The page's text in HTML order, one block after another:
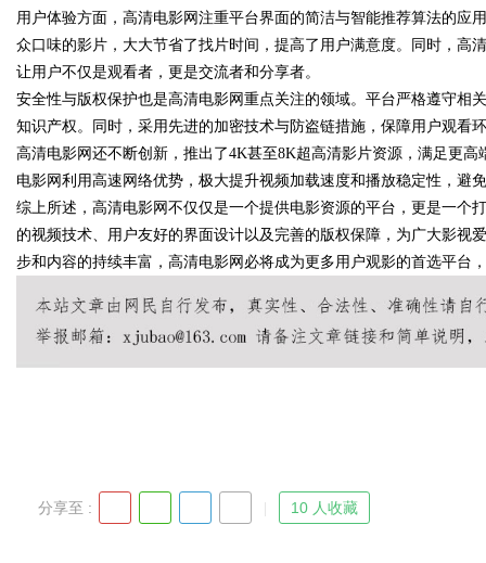
!
用户体验方面，高清电影网注重平台界面的简洁与智能推荐算法的应
众口味的影片，大大节省了找片时间，提高了用户满意度。同时，高
让用户不仅是观看者，更是交流者和分享者。
安全性与版权保护也是高清电影网重点关注的领域。平台严格遵守相
知识产权。同时，采用先进的加密技术与防盗链措施，保障用户观看
高清电影网还不断创新，推出了4K甚至8K超高清影片资源，满足更
电影网利用高速网络优势，极大提升视频加载速度和播放稳定性，避
综上所述，高清电影网不仅仅是一个提供电影资源的平台，更是一个
的视频技术、用户友好的界面设计以及完善的版权保障，为广大影视
步和内容的持续丰富，高清电影网必将成为更多用户观影的首选平台
分享至 : 10 人收藏